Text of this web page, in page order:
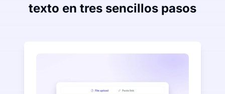
texto en tres sencillos pasos